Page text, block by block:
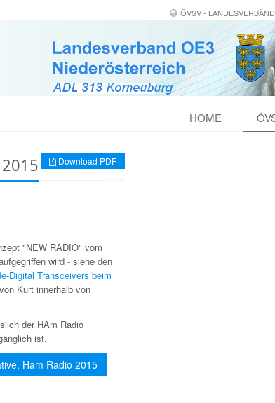
ÖVSV -
HOME
Download PDF
"NEW RADIO" vom
wird - siehe den
Digital Transceivers beim
Kurt innerhalb von
der HAm Radio
ist.
Ham Radio 2015